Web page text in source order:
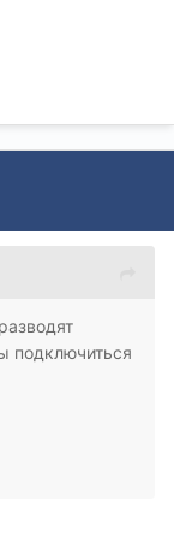
подключиться